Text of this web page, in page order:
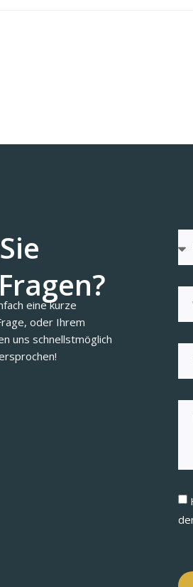
eine kurze
oder Ihrem
uns schnellstmöglich